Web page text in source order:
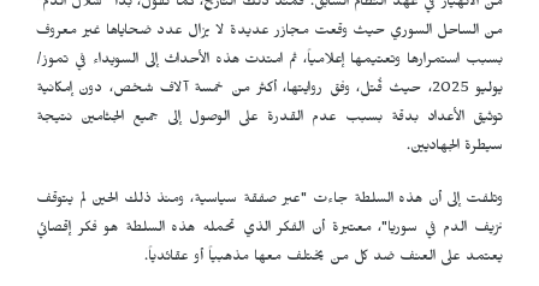
من الانهيار في عهد النظام السابق. فمنذ ذلك التاريخ، كما تقول، بدأ "شلال الدم"
من الساحل السوري حيث وقعت مجازر عديدة لا يزال عدد ضحاياها غير معروف
بسبب استمرارها وتعتيمها إعلامياً، ثم امتدت هذه الأحداث إلى السويداء في تموز/
يوليو 2025، حيث قُتل، وفق روايتها، أكثر من خمسة آلاف شخص، دون إمكانية
توثيق الأعداد بدقة بسبب عدم القدرة على الوصول إلى جميع الجثامين نتيجة
سيطرة الجهاديين.
وتلفت إلى أن هذه السلطة جاءت "عبر صفقة سياسية، ومنذ ذلك الحين لم يتوقف
نزيف الدم في سوريا"، معتبرة أن الفكر الذي تحمله هذه السلطة هو فكر إقصائي
يعتمد على العنف ضد كل من يختلف معها مذهبياً أو عقائدياً.